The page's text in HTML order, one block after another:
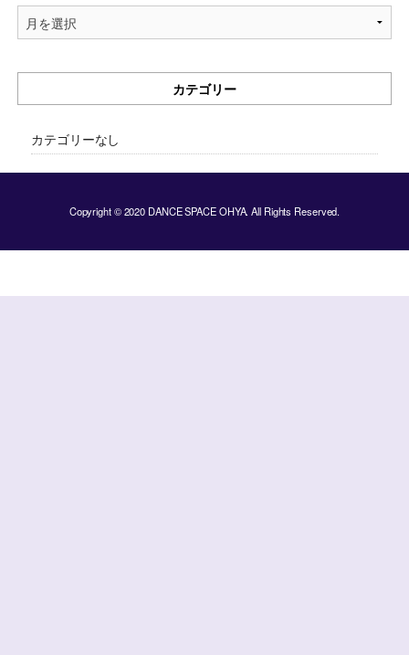
ア
ー
ブ
カテゴリー
カテゴリーなし
Copyright © 2020 DANCE SPACE OHYA. All Rights Reserved.